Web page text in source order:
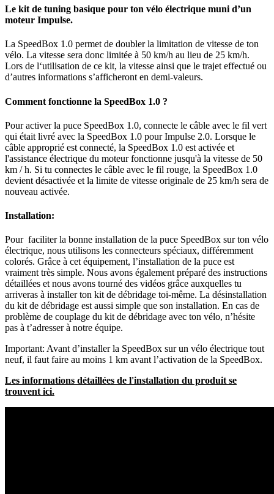
Le kit de tuning basique pour ton vélo électrique muni d’un
moteur Impulse.
La SpeedBox 1.0 permet de doubler la limitation de vitesse de ton
vélo. La vitesse sera donc limitée à 50 km/h au lieu de 25 km/h.
Lors de l‘utilisation de ce kit, la vitesse ainsi que le trajet effectué ou
d’autres informations s’afficheront en demi-valeurs.
Comment fonctionne la SpeedBox 1.0 ?
Pour activer la puce SpeedBox 1.0, connecte le câble avec le fil vert
qui était livré avec la SpeedBox 1.0 pour Impulse 2.0. Lorsque le
câble approprié est connecté, la SpeedBox 1.0 est activée et
l'assistance électrique du moteur fonctionne jusqu'à la vitesse de 50
km / h. Si tu connectes le câble avec le fil rouge, la SpeedBox 1.0
devient désactivée et la limite de vitesse originale de 25 km/h sera de
nouveau activée.
Installation:
Pour faciliter la bonne installation de la puce SpeedBox sur ton vélo
électrique, nous utilisons les connecteurs spéciaux, différemment
colorés. Grâce à cet équipement, l’installation de la puce est
vraiment très simple. Nous avons également préparé des instructions
détaillées et nous avons tourné des vidéos grâce auxquelles tu
arriveras à installer ton kit de débridage toi-même. La désinstallation
du kit de débridage est aussi simple que son installation. En cas de
problème de couplage du kit de débridage avec ton vélo, n’hésite
pas à t’adresser à notre équipe.
Important: Avant d’installer la SpeedBox sur un vélo électrique tout
neuf, il faut faire au moins 1 km avant l’activation de la SpeedBox.
Les informations détaillées de l'installation du produit se
trouvent ici.